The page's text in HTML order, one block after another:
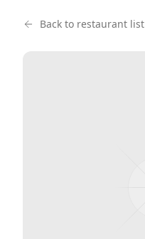
Back to restaurant list